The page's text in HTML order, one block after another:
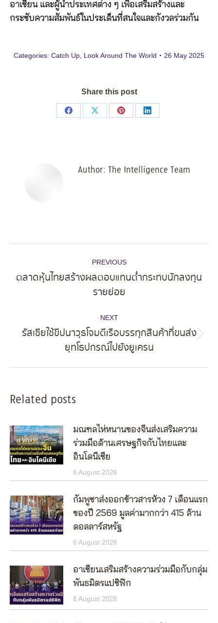
อาเซียน และผู้นำประเทศต่าง ๆ เพื่อเสริมสร้างและ
กระชับความสัมพันธ์ในประเด็นที่สนใจและกังวลร่วมกัน
Categories: Catch Up Look Around The World 26 May 2025
Share this post
Share
Share
Share
Share
Author: The Intelligence Team
navigation
PREVIOUS
post:
ตลาดหุ้นไทยสร้างผลตอบแทนต่ำกระทบนักลงทุน
รายย่อย
NEXT
Next
post:
รัสเซียใช้ขีปนาวุธโจมตีเรือบรรทุกสินค้าที่ขนส่ง
ยุทโธปกรณ์ไปยังยูเครน
Related posts
มณฑลไห่หนานของจีนส่งเสริมความ
ร่วมมือด้านเศรษฐกิจกับไทยและ
อินโดนีเซีย
6 August 2026
กัมพูชาส่งออกข้าวสารห้วง 7 เดือนแรก
ของปี 2569 มูลค่ามากกว่า 415 ล้าน
ดอลลาร์สหรัฐ
6 August 2026
อาเซียนเสริมสร้างความร่วมมือกับกลุ่ม
พันธมิตรแปซิฟิก
6 August 2026